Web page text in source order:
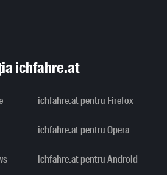
ichfahre.at
ichfahre.at pentru Firefox
ichfahre.at pentru Opera
ichfahre.at pentru Android